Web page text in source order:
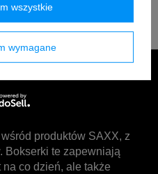
produktów SAXX, z
Bokserki te zapewniają
na co dzień, ale także
wymagane
wszystkie